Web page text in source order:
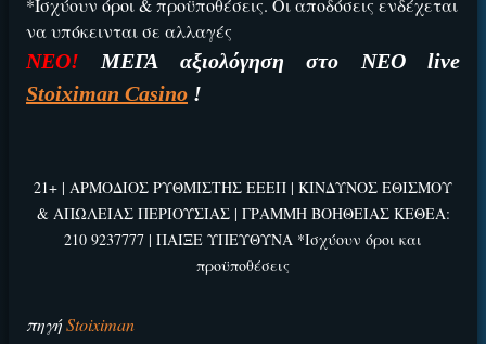
*Ισχύουν όροι & προϋποθέσεις. Οι αποδόσεις ενδέχεται
να υπόκεινται σε αλλαγές
ΝΕΟ! ΜΕΓΑ αξιολόγηση στο ΝΕΟ live
Stoiximan Casino !
21+ | ΑΡΜΟΔΙΟΣ ΡΥΘΜΙΣΤΗΣ ΕΕΕΠ | ΚΙΝΔΥΝΟΣ ΕΘΙΣΜΟΥ
& ΑΠΩΛΕΙΑΣ ΠΕΡΙΟΥΣΙΑΣ | ΓΡΑΜΜΗ ΒΟΗΘΕΙΑΣ ΚΕΘΕΑ:
210 9237777 | ΠΑΙΞΕ ΥΠΕΥΘΥΝΑ *Ισχύουν όροι και
προϋποθέσεις
πηγήStoiximan
ΕΓΚΡΙΣΗ ΑΠΟ ΑΡΧΟΝΤΑ ΕΓΚΡΙΣΗ ΑΠΟ ΑΡΧΟΝΤΑ Βρέθηκε στοιχηματική με:
Εύκολη εγγραφή